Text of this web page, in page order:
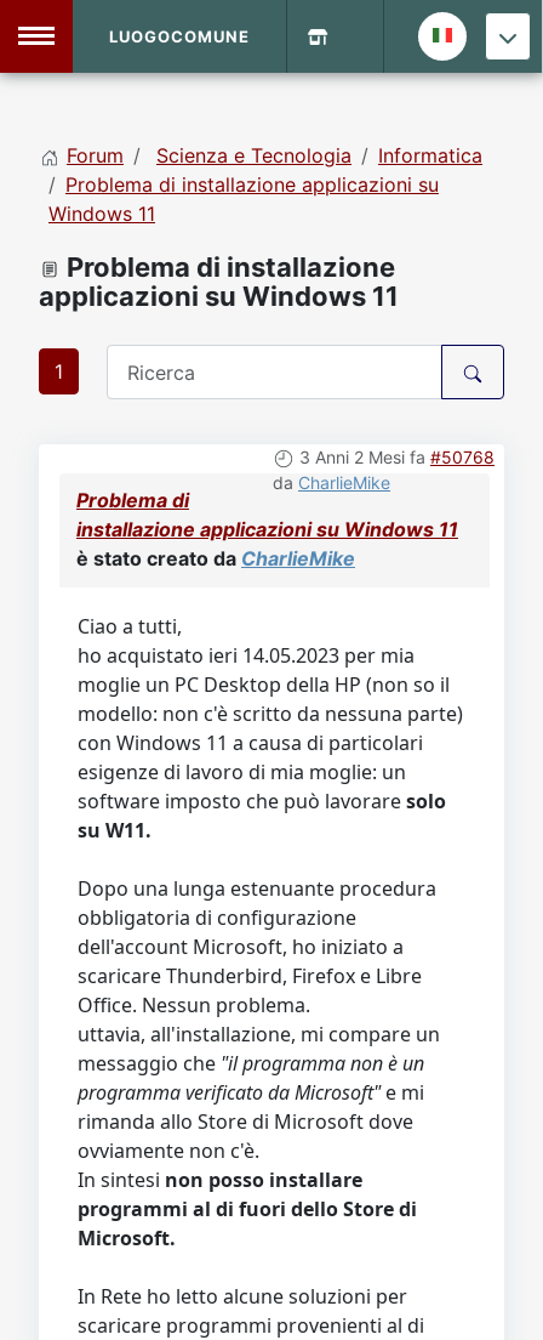
Home
DVD Shop
Sito
Vecchio Sito
LUOGOCOMUNE
Forum Scienza e Tecnologia
Informatica
Problema di installazione applicazioni su
Windows 11
Problema di installazione
applicazioni su Windows 11
1
3 Anni 2 Mesi fa #50768
da CharlieMike
Problema di
installazione applicazioni su Windows 11
è stato creato da CharlieMike
Ciao a tutti,
ho acquistato ieri 14.05.2023 per mia
moglie un PC Desktop della HP (non so il
modello: non c'è scritto da nessuna parte)
con Windows 11 a causa di particolari
esigenze di lavoro di mia moglie: un
software imposto che può lavoraresolo
su W11.
Dopo una lunga estenuante procedura
obbligatoria di configurazione
dell'account Microsoft, ho iniziato a
scaricare Thunderbird, Firefox e Libre
Office. Nessun problema.
uttavia, all'installazione, mi compare un
messaggio che "il programma non è un
programma verificato da Microsoft"e mi
rimanda allo Store di Microsoft dove
ovviamente non c'è.
In sintesi non posso installare
programmi al di fuori dello Store di
Microsoft.
In Rete ho letto alcune soluzioni per
scaricare programmi provenienti al di